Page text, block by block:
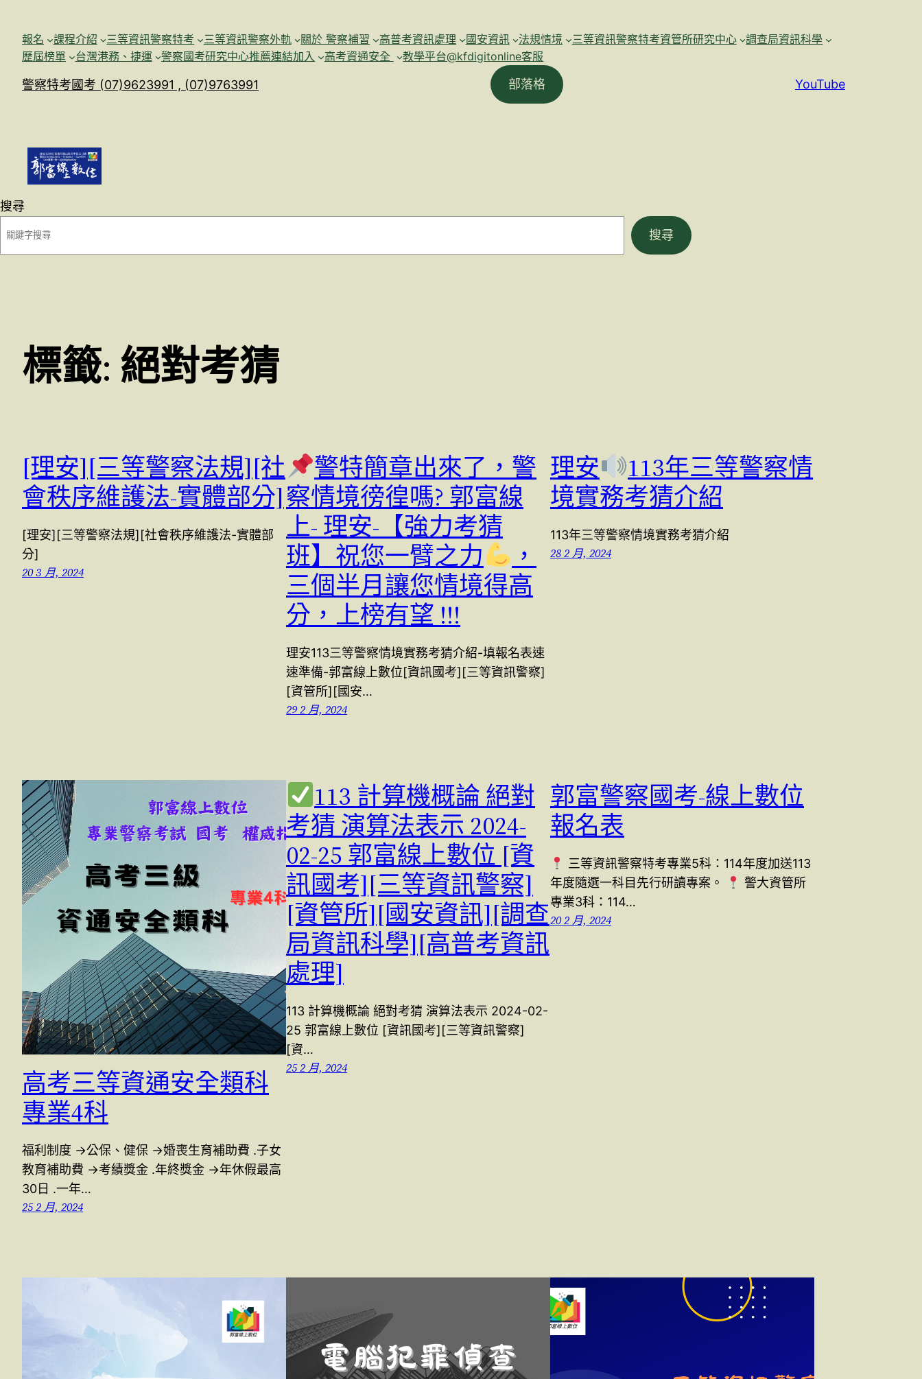
報名 課程介紹 三等資訊警察特考 三等資訊警察外軌 關於 警察補習 高普考資訊處理 國安資訊 法規情境 三等資訊警察特考資管所研究中心
調查局資訊科學
歷屆榜單
台灣港務、捷運 警察國考研究中心推薦連結加入 高考資通安全 教學平台@kfdigitonline客服
警察特考國考 (07)9623991 , (07)9763991 部落格 YouTube
搜尋
搜尋
標籤: 絕對考猜
[理安][三等警察法規][社
會秩序維護法-實體部分]
[理安][三等警察法規][社會秩序維護法-實體部
分]
20 3 月, 2024
警特簡章出來了，警
察情境徬徨嗎? 郭富線
上- 理安-【強力考猜
班】祝您一臂之力
，
三個半月讓您情境得高
分，上榜有望 !!!
理安113三等警察情境實務考猜介紹-填報名表速
速準備-郭富線上數位[資訊國考][三等資訊警察]
[資管所][國安…
29 2 月, 2024
理安
113年三等警察情
境實務考猜介紹
113年三等警察情境實務考猜介紹
28 2 月, 2024
高考三等資通安全類科
專業4科
福利制度 →公保、健保 →婚喪生育補助費 .子女
教育補助費 →考績獎金 .年終獎金 →年休假最高
30日 .一年…
25 2 月, 2024
113 計算機概論 絕對
考猜 演算法表示 2024-
02-25 郭富線上數位 [資
訊國考][三等資訊警察]
[資管所][國安資訊][調查
局資訊科學][高普考資訊
處理]
113 計算機概論 絕對考猜 演算法表示 2024-02-
25 郭富線上數位 [資訊國考][三等資訊警察]
[資…
25 2 月, 2024
郭富警察國考-線上數位
報名表
三等資訊警察特考專業5科：114年度加送113
年度隨選一科目先行研讀專案。
警大資管所
專業3科：114…
20 2 月, 2024